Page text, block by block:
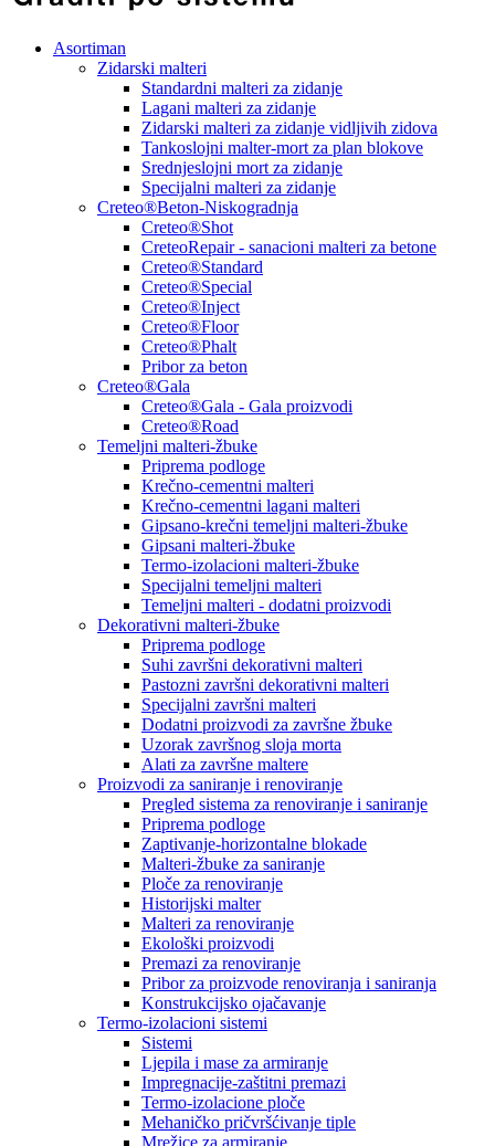
Asortiman
Zidarski malteri
Standardni malteri za zidanje
Lagani malteri za zidanje
Zidarski malteri za zidanje vidljivih zidova
Tankoslojni malter-mort za plan blokove
Srednjeslojni mort za zidanje
Specijalni malteri za zidanje
Creteo®Beton-Niskogradnja
Creteo®Shot
CreteoRepair - sanacioni malteri za betone
Creteo®Standard
Creteo®Special
Creteo®Inject
Creteo®Floor
Creteo®Phalt
Pribor za beton
Creteo®Gala
Creteo®Gala - Gala proizvodi
Creteo®Road
Temeljni malteri-žbuke
Priprema podloge
Krečno-cementni malteri
Krečno-cementni lagani malteri
Gipsano-krečni temeljni malteri-žbuke
Gipsani malteri-žbuke
Termo-izolacioni malteri-žbuke
Specijalni temeljni malteri
Temeljni malteri - dodatni proizvodi
Dekorativni malteri-žbuke
Priprema podloge
Suhi završni dekorativni malteri
Pastozni završni dekorativni malteri
Specijalni završni malteri
Dodatni proizvodi za završne žbuke
Uzorak završnog sloja morta
Alati za završne maltere
Proizvodi za saniranje i renoviranje
Pregled sistema za renoviranje i saniranje
Priprema podloge
Zaptivanje-horizontalne blokade
Malteri-žbuke za saniranje
Ploče za renoviranje
Historijski malter
Malteri za renoviranje
Ekološki proizvodi
Premazi za renoviranje
Pribor za proizvode renoviranja i saniranja
Konstrukcijsko ojačavanje
Termo-izolacioni sistemi
Sistemi
Ljepila i mase za armiranje
Impregnacije-zaštitni premazi
Termo-izolacione ploče
Mehaničko pričvršćivanje tiple
Mrežice za armiranje